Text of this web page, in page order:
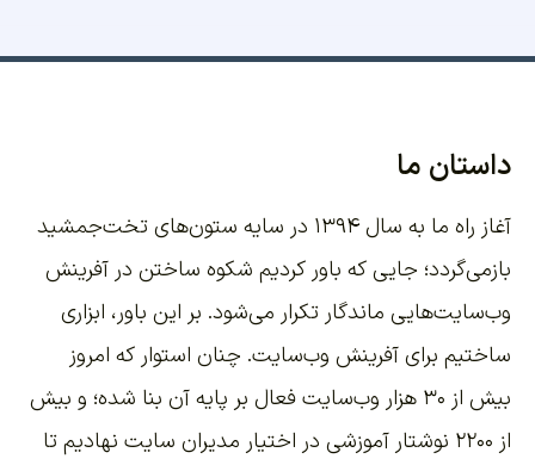
داستان ما
آغاز راه ما به سال ۱۳۹۴ در سایه ستون‌های تخت‌جمشید
بازمی‌گردد؛ جایی که باور کردیم شکوه ساختن در آفرینش
وب‌سایت‌هایی ماندگار تکرار می‌شود. بر این باور، ابزاری
ساختیم برای آفرینش وب‌سایت. چنان استوار که امروز
بیش از ۳۰ هزار وب‌سایت فعال بر پایه آن بنا شده؛ و بیش
از ۲۲۰۰
نوشتار آموزشی در اختیار مدیران سایت نهادیم تا